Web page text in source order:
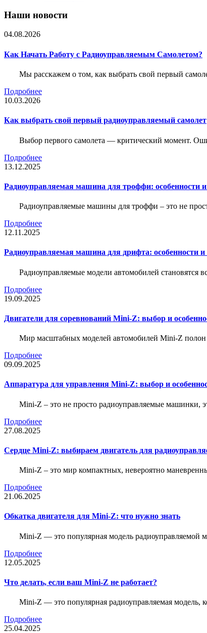
Наши новости
04.08.2026
Как Начать Работу с Радиоуправляемым Самолетом?
Мы расскажем о том, как выбрать свой первый
Подробнее
10.03.2026
Как выбрать свой первый радиоуправляемый самолет
Выбор первого самолета — критический момент.
Подробнее
13.12.2025
Радиоуправляемая машина для троффи: особенности
Радиоуправляемые машины для троффи – это не
Подробнее
12.11.2025
Радиоуправляемая машина для дрифта: особенности
Радиоуправляемые модели автомобилей становятся
Подробнее
19.09.2025
Двигатели для соревнований Mini-Z: выбор и
Мир масштабных моделей автомобилей Mini-Z полон
Подробнее
09.09.2025
Аппаратура для управления Mini-Z: выбор и
Mini-Z – это не просто радиоуправляемые машинки,
Подробнее
27.08.2025
Сердце Mini-Z: выбираем двигатель для
Mini-Z – это мир компактных, невероятно
Подробнее
21.06.2025
Обкатка двигателя для Mini-Z: что нужно знать
Mini-Z — это популярная модель радиоуправляемой
Подробнее
12.05.2025
Что делать, если ваш Mini-Z не работает?
Mini-Z — это популярная радиоуправляемая модель,
Подробнее
25.04.2025